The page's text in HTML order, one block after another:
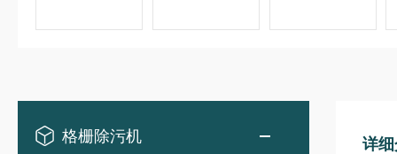
格栅除污机 详